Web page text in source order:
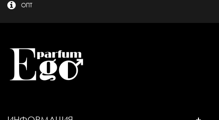
ОПТ